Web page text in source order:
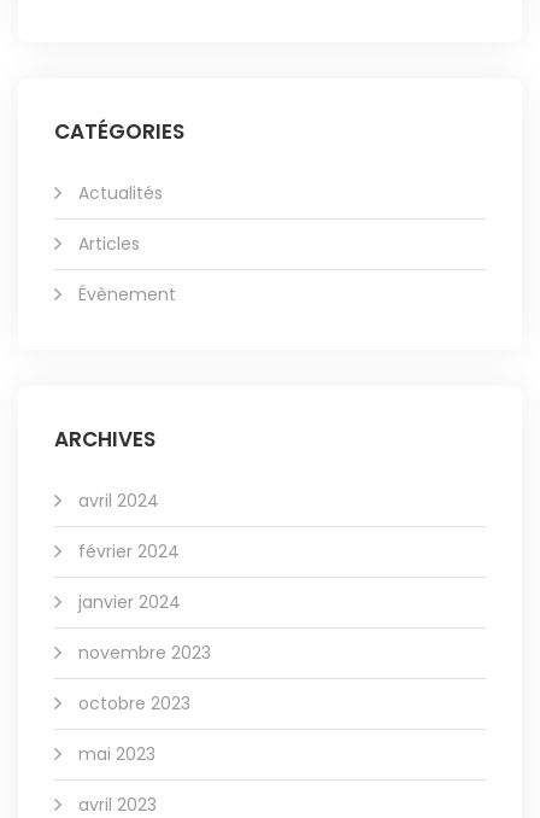
CATÉGORIES
Actualités
Articles
Évènement
ARCHIVES
avril 2024
février 2024
janvier 2024
novembre 2023
octobre 2023
mai 2023
avril 2023